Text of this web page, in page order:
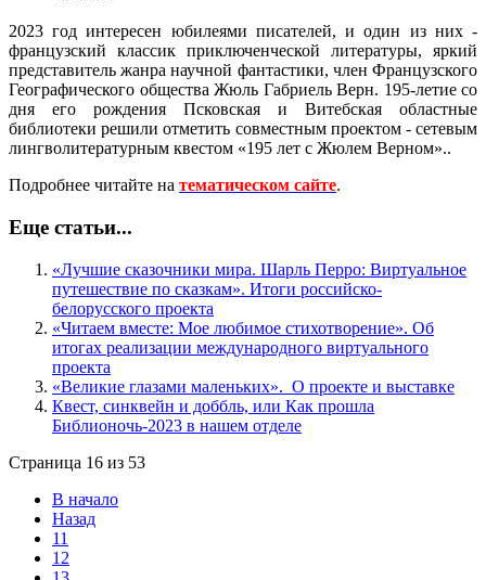
2023 год интересен юбилеями писателей, и один из них -
французский классик приключенческой литературы, яркий
представитель жанра научной фантастики, член Французского
Географического общества Жюль Габриель Верн. 195-летие со
дня его рождения Псковская и Витебская областные
библиотеки решили отметить совместным проектом - сетевым
лингволитературным квестом «195 лет с Жюлем Верном»..
Подробнее читайте на тематическом сайте.
Еще статьи...
«Лучшие сказочники мира. Шарль Перро: Виртуальное
путешествие по сказкам». Итоги российско-
белорусского проекта
«Читаем вместе: Мое любимое стихотворение». Об
итогах реализации международного виртуального
проекта
«Великие глазами маленьких». О проекте и выставке
Квест, синквейн и доббль, или Как прошла
Библионочь-2023 в нашем отделе
Страница 16 из 53
В начало
Назад
11
12